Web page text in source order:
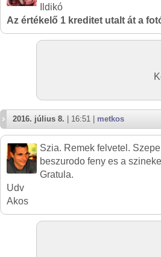
Ildikó
Az értékelő 1 kreditet utalt át a
2016. július 8. | 16:51 | metkos
Szia. Remek felvetel.
beszurodo feny es a
Gratula.
Udv
Akos